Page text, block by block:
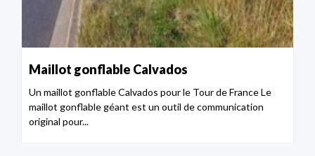
Maillot gonflable Calvados
Un maillot gonflable Calvados pour le Tour de France Le
maillot gonflable géant est un outil de communication
original pour...